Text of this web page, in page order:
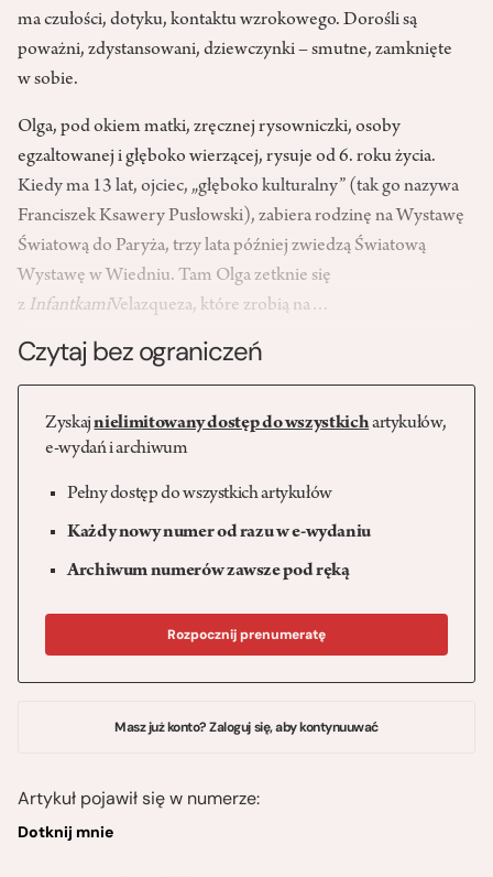
ma czułości, dotyku, kontaktu wzrokowego. Dorośli są
poważni, zdystansowani, dziewczynki – smutne, zamknięte
w sobie.
Olga, pod okiem matki, zręcznej rysowniczki, osoby
egzaltowanej i głęboko wierzącej, rysuje od 6. roku życia.
Kiedy ma 13 lat, ojciec, „głęboko kulturalny” (tak go nazywa
Franciszek Ksawery Pusłowski), zabiera rodzinę na Wystawę
Światową do Paryża, trzy lata później zwiedzą Światową
Wystawę w Wiedniu. Tam Olga zetknie się
z InfantkamiVelazqueza, które zrobią na…
Czytaj bez ograniczeń
Zyskajnielimitowany dostęp do wszystkichartykułów,
e-wydań i archiwum
Pełny dostęp do wszystkich artykułów
Każdy nowy numer od razu w e-wydaniu
Archiwum numerów zawsze pod ręką
Rozpocznij prenumeratę
Masz już konto? Zaloguj się, aby kontynuuwać
Artykuł pojawił się w numerze:
Dotknij mnie